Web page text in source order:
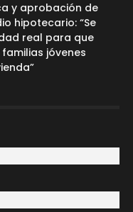
y aprobación de
hipotecario: “Se
real para que
jóvenes